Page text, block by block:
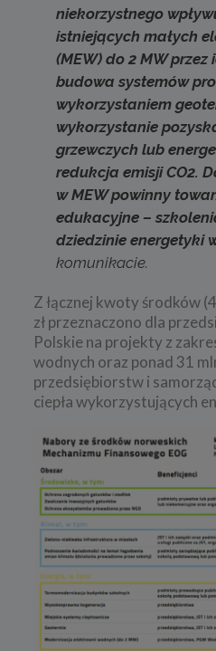
niekorzystnego
istniejących małych
(MEW) do 2 MW
budowa systemów
wykorzystaniem
wykorzystanie
grzewczych lub
redukcja emisji CO2.
w MEW powinny
edukacyjne –
dziedzinie energetyki
komunikacie.
Z łącznej kwoty środków
zł przeznaczono dla
Polskie na projekty z
wodnych oraz ponad 31
przedsiębiorstw i
ciepła wykorzystujących